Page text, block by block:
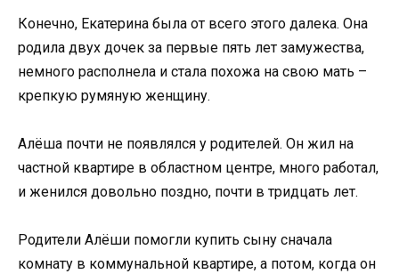
Конечно, Екатерина была от всего этого далека. Она
родила двух дочек за первые пять лет замужества,
немного располнела и стала похожа на свою мать –
крепкую румяную женщину.
Алёша почти не появлялся у родителей. Он жил на
частной квартире в областном центре, много работал,
и женился довольно поздно, почти в тридцать лет.
Родители Алёши помогли купить сыну сначала
комнату в коммунальной квартире, а потом, когда он